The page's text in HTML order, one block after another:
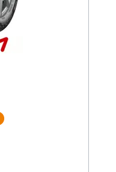
Mehr Informationen zum